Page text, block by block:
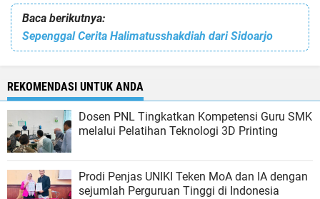
Baca berikutnya:
Sepenggal Cerita Halimatusshakdiah dari Sidoarjo
REKOMENDASI UNTUK ANDA
Dosen PNL Tingkatkan Kompetensi Guru SMK
melalui Pelatihan Teknologi 3D Printing
Prodi Penjas UNIKI Teken MoA dan IA dengan
sejumlah Perguruan Tinggi di Indonesia